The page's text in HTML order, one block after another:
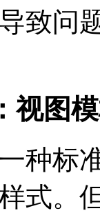
致问
视图
种标
式。